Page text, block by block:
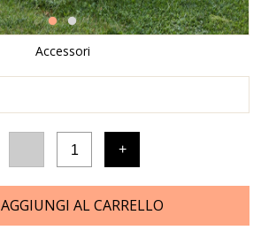
Accessori
1 +
AGGIUNGI AL CARRELLO